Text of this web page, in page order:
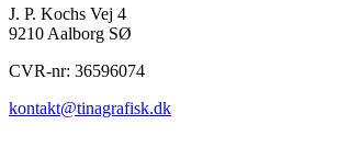
J. P. Kochs Vej 4
9210 Aalborg SØ
CVR-nr: 36596074
kontakt@tinagrafisk.dk